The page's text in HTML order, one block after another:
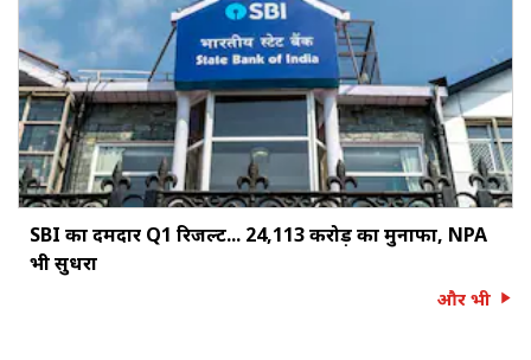
SBI का दमदार Q1 रिजल्ट... ₹24,113 करोड़ का मुनाफा, NPA
भी सुधरा
और भी